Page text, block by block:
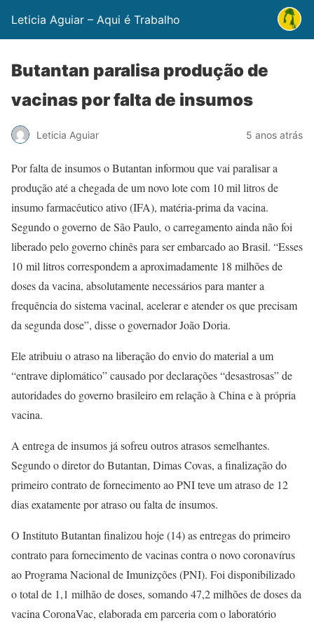
Leticia Aguiar – Aqui é Trabalho
Butantan paralisa produção de
vacinas por falta de insumos
Leticia Aguiar 5 anos atrás
Por falta de insumos o Butantan informou que vai paralisar a
produção até a chegada de um novo lote com 10 mil litros de
insumo farmacêutico ativo (IFA), matéria-prima da vacina.
Segundo o governo de São Paulo, o carregamento ainda não foi
liberado pelo governo chinês para ser embarcado ao Brasil. “Esses
10 mil litros correspondem a aproximadamente 18 milhões de
doses da vacina, absolutamente necessários para manter a
frequência do sistema vacinal, acelerar e atender os que precisam
da segunda dose”, disse o governador João Doria.
Ele atribuiu o atraso na liberação do envio do material a um
“entrave diplomático” causado por declarações “desastrosas” de
autoridades do governo brasileiro em relação à China e à própria
vacina.
A entrega de insumos já sofreu outros atrasos semelhantes.
Segundo o diretor do Butantan, Dimas Covas, a finalização do
primeiro contrato de fornecimento ao PNI teve um atraso de 12
dias exatamente por atraso ou falta de insumos.
O Instituto Butantan finalizou hoje (14) as entregas do primeiro
contrato para fornecimento de vacinas contra o novo coronavírus
ao Programa Nacional de Imunizções (PNI). Foi disponibilizado
o total de 1,1 milhão de doses, somando 47,2 milhões de doses da
vacina CoronaVac, elaborada em parceria com o laboratório